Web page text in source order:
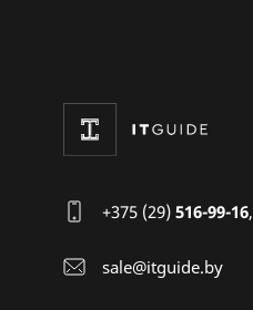
+375 (29) 516-99-16,
sale@itguide.by